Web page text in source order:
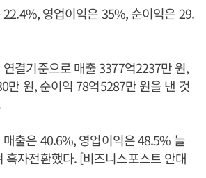
영업이익은 35%, 순이익은 29.
결기준으로 매출 3377억2237만 원,
만 원, 순이익 78억5287만 원을 낸 것
출은 40.6%, 영업이익은 48.5% 늘
흑자전환했다. [비즈니스포스트 안대